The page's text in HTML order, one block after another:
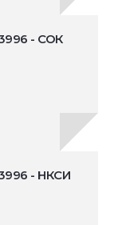
- СОК
- НКСИ